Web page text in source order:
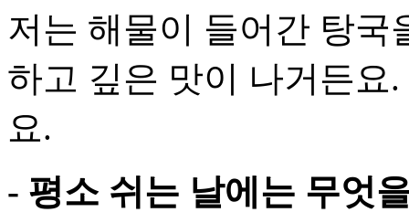
저는 해물이 들어간 탕국
하고 깊은 맛이 나거든요
요.
- 평소 쉬는 날에는 무엇